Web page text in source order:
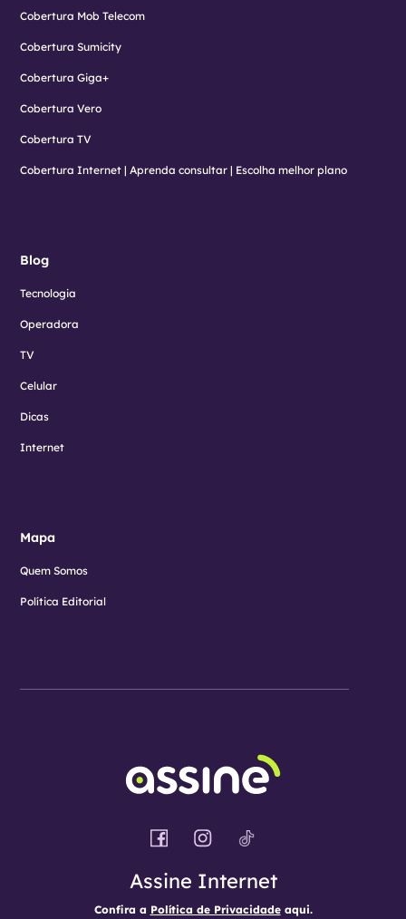
Cobertura Mob Telecom
Cobertura Sumicity
Cobertura Giga+
Cobertura Vero
Cobertura TV
Cobertura Internet | Aprenda consultar | Escolha melhor plano
Blog
Tecnologia
Operadora
TV
Celular
Dicas
Internet
Mapa
Quem Somos
Política Editorial
Assine Internet
Confira a Política de Privacidadeaqui.